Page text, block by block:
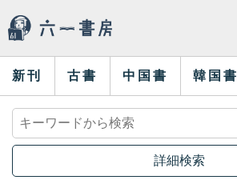
新刊 古書 中国書 韓国書
詳細検索